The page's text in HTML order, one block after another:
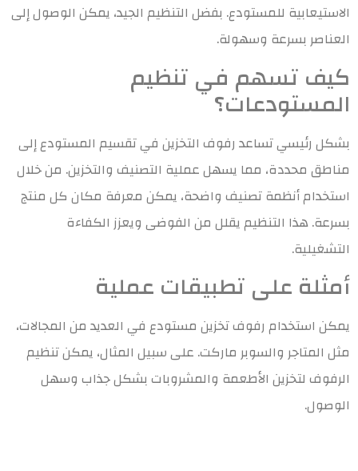
الاستيعابية للمستودع. بفضل التنظيم الجيد، يمكن الوصول إلى
العناصر بسرعة وسهولة.
كيف تسهم في تنظيم
المستودعات؟
بشكل رئيسي تساعد رفوف التخزين في تقسيم المستودع إلى
مناطق محددة، مما يسهل عملية التصنيف والتخزين. من خلال
استخدام أنظمة تصنيف واضحة، يمكن معرفة مكان كل منتج
بسرعة. هذا التنظيم يقلل من الفوضى ويعزز الكفاءة
التشغيلية.
أمثلة على تطبيقات عملية
يمكن استخدام رفوف تخزين مستودع في العديد من المجالات،
مثل المتاجر والسوبر ماركت. على سبيل المثال، يمكن تنظيم
الرفوف لتخزين الأطعمة والمشروبات بشكل جذاب وسهل
الوصول.